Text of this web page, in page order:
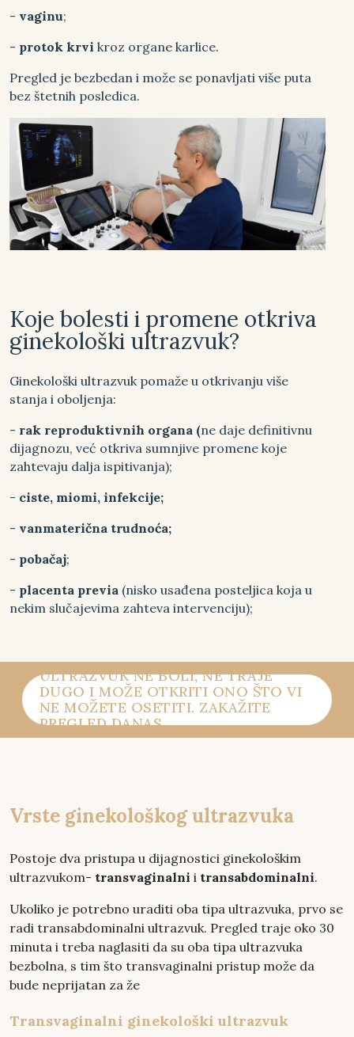
- vaginu;
- protok krvi kroz organe karlice.
Pregled je bezbedan i može se ponavljati više puta
bez štetnih posledica.
Koje bolesti i promene otkriva
ginekološki ultrazvuk?
Ginekološki ultrazvuk pomaže u otkrivanju više
stanja i oboljenja:
- rak reproduktivnih organa (ne daje definitivnu
dijagnozu, već otkriva sumnjive promene koje
zahtevaju dalja ispitivanja);
- ciste, miomi, infekcije;
- vanmaterična trudnoća;
- pobačaj;
- placenta previa (nisko usađena posteljica koja u
nekim slučajevima zahteva intervenciju);
ULTRAZVUK NE BOLI, NE TRAJE
DUGO I MOŽE OTKRITI ONO ŠTO VI
NE MOŽETE OSETITI. ZAKAŽITE
PREGLED DANAS.
Vrste ginekološkog ultrazvuka
Postoje dva pristupa u dijagnostici ginekološkim
ultrazvukom- transvaginalni i transabdominalni.
Ukoliko je potrebno uraditi oba tipa ultrazvuka, prvo se
radi transabdominalni ultrazvuk. Pregled traje oko 30
minuta i treba naglasiti da su oba tipa ultrazvuka
bezbolna, s tim što transvaginalni pristup može da
bude neprijatan za že
Transvaginalni ginekološki ultrazvuk